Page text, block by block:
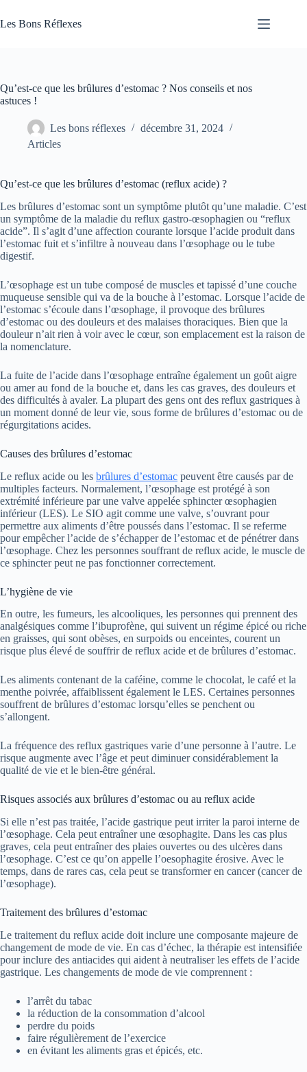
au
contenu
Les Bons Réflexes
Qu’est-ce que les brûlures d’estomac ? Nos conseils et nos
astuces !
Les bons réflexes
décembre 31, 2024
Articles
Qu’est-ce que les brûlures d’estomac (reflux acide) ?
Les brûlures d’estomac sont un symptôme plutôt qu’une maladie. C’est
un symptôme de la maladie du reflux gastro-œsophagien ou “reflux
acide”. Il s’agit d’une affection courante lorsque l’acide produit dans
l’estomac fuit et s’infiltre à nouveau dans l’œsophage ou le tube
digestif.
L’œsophage est un tube composé de muscles et tapissé d’une couche
muqueuse sensible qui va de la bouche à l’estomac. Lorsque l’acide de
l’estomac s’écoule dans l’œsophage, il provoque des brûlures
d’estomac ou des douleurs et des malaises thoraciques. Bien que la
douleur n’ait rien à voir avec le cœur, son emplacement est la raison de
la nomenclature.
La fuite de l’acide dans l’œsophage entraîne également un goût aigre
ou amer au fond de la bouche et, dans les cas graves, des douleurs et
des difficultés à avaler. La plupart des gens ont des reflux gastriques à
un moment donné de leur vie, sous forme de brûlures d’estomac ou de
régurgitations acides.
Causes des brûlures d’estomac
Le reflux acide ou les brûlures d’estomac peuvent être causés par de
multiples facteurs. Normalement, l’œsophage est protégé à son
extrémité inférieure par une valve appelée sphincter œsophagien
inférieur (LES). Le SIO agit comme une valve, s’ouvrant pour
permettre aux aliments d’être poussés dans l’estomac. Il se referme
pour empêcher l’acide de s’échapper de l’estomac et de pénétrer dans
l’œsophage. Chez les personnes souffrant de reflux acide, le muscle de
ce sphincter peut ne pas fonctionner correctement.
L’hygiène de vie
En outre, les fumeurs, les alcooliques, les personnes qui prennent des
analgésiques comme l’ibuprofène, qui suivent un régime épicé ou riche
en graisses, qui sont obèses, en surpoids ou enceintes, courent un
risque plus élevé de souffrir de reflux acide et de brûlures d’estomac.
Les aliments contenant de la caféine, comme le chocolat, le café et la
menthe poivrée, affaiblissent également le LES. Certaines personnes
souffrent de brûlures d’estomac lorsqu’elles se penchent ou
s’allongent.
La fréquence des reflux gastriques varie d’une personne à l’autre. Le
risque augmente avec l’âge et peut diminuer considérablement la
qualité de vie et le bien-être général.
Risques associés aux brûlures d’estomac ou au reflux acide
Si elle n’est pas traitée, l’acide gastrique peut irriter la paroi interne de
l’œsophage. Cela peut entraîner une œsophagite. Dans les cas plus
graves, cela peut entraîner des plaies ouvertes ou des ulcères dans
l’œsophage. C’est ce qu’on appelle l’oesophagite érosive. Avec le
temps, dans de rares cas, cela peut se transformer en cancer (cancer de
l’œsophage).
Traitement des brûlures d’estomac
Le traitement du reflux acide doit inclure une composante majeure de
changement de mode de vie. En cas d’échec, la thérapie est intensifiée
pour inclure des antiacides qui aident à neutraliser les effets de l’acide
gastrique. Les changements de mode de vie comprennent :
l’arrêt du tabac
la réduction de la consommation d’alcool
perdre du poids
faire régulièrement de l’exercice
en évitant les aliments gras et épicés, etc.